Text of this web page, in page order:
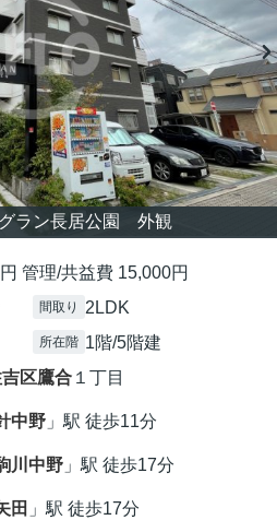
グラン長居公園 外観
管理/共益費 15,000円
間取り 2LDK
所在階 1階/5階建
区鷹合 １丁目
中野 」駅 徒歩11分
川中野 」駅 徒歩17分
田 」駅 徒歩17分